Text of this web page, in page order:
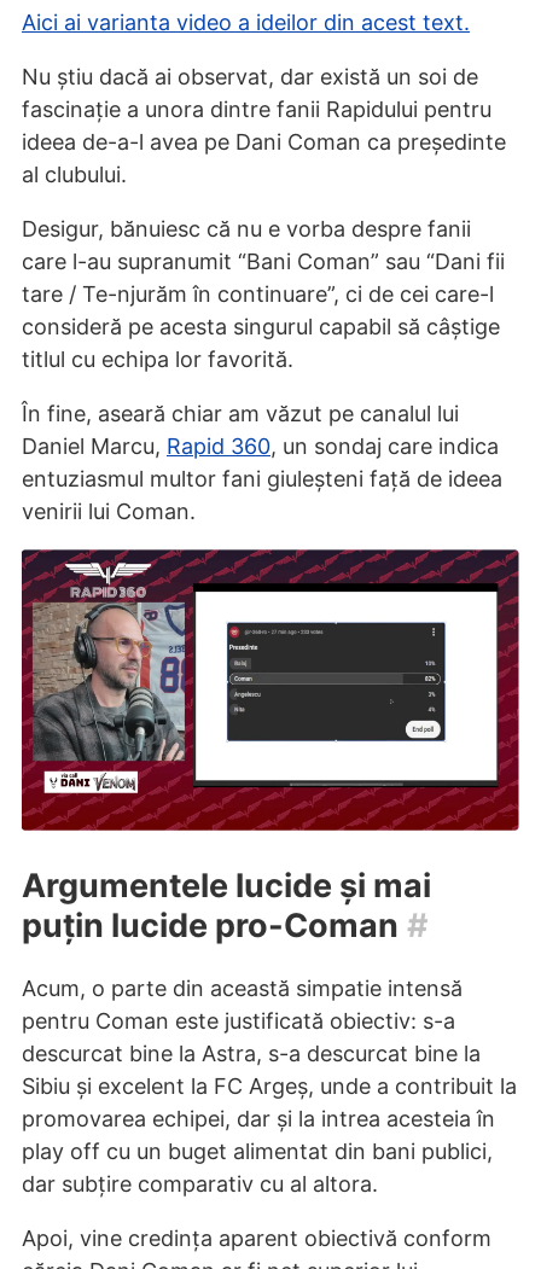
Aici ai varianta video a ideilor din acest text.
Nu știu dacă ai observat, dar există un soi de
fascinație a unora dintre fanii Rapidului pentru
ideea de-a-l avea pe Dani Coman ca președinte
al clubului.
Desigur, bănuiesc că nu e vorba despre fanii
care l-au supranumit “Bani Coman” sau “Dani fii
tare / Te-njurăm în continuare”, ci de cei care-l
consideră pe acesta singurul capabil să câștige
titlul cu echipa lor favorită.
În fine, aseară chiar am văzut pe canalul lui
Daniel Marcu, Rapid 360, un sondaj care indica
entuziasmul multor fani giuleșteni față de ideea
venirii lui Coman.
Argumentele lucide și mai
puțin lucide pro-Coman #
Acum, o parte din această simpatie intensă
pentru Coman este justificată obiectiv: s-a
descurcat bine la Astra, s-a descurcat bine la
Sibiu și excelent la FC Argeș, unde a contribuit la
promovarea echipei, dar și la intrea acesteia în
play off cu un buget alimentat din bani publici,
dar subțire comparativ cu al altora.
Apoi, vine credința aparent obiectivă conform